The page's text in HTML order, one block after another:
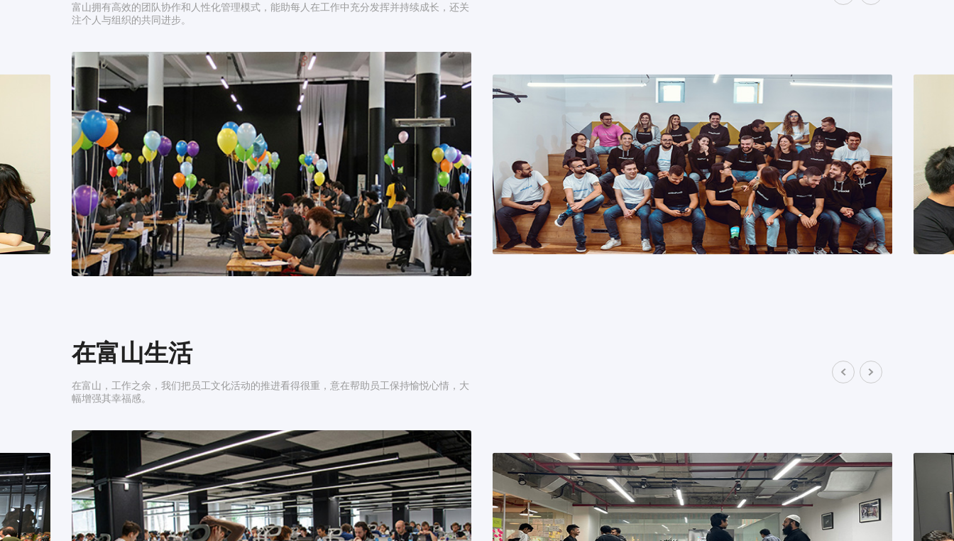
富山拥有高效的团队协作和人性化管理模式，能助每人在工作中充分发挥并持续成长，还关
注个人与组织的共同进步。
在富山生活
在富山，工作之余，我们把员工文化活动的推进看得很重，意在帮助员工保持愉悦心情，大
幅增强其幸福感。